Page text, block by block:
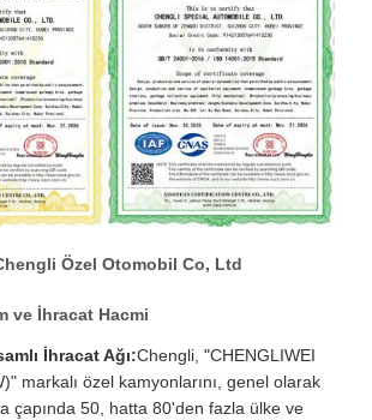
Chengli Özel Otomobil Co, Ltd
ve İhracat Hacmi
İhracat Ağı:Chengli, "CHENGLIWEI
markalı özel kamyonlarını, genel olarak
çapında 50, hatta 80'den fazla ülke ve